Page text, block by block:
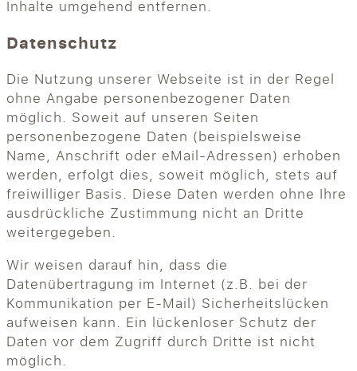
Inhalte umgehend entfernen.
Datenschutz
Die Nutzung unserer Webseite ist in der Regel
ohne Angabe personenbezogener Daten
möglich. Soweit auf unseren Seiten
personenbezogene Daten (beispielsweise
Name, Anschrift oder eMail-Adressen) erhoben
werden, erfolgt dies, soweit möglich, stets auf
freiwilliger Basis. Diese Daten werden ohne Ihre
ausdrückliche Zustimmung nicht an Dritte
weitergegeben.
Wir weisen darauf hin, dass die
Datenübertragung im Internet (z.B. bei der
Kommunikation per E-Mail) Sicherheitslücken
aufweisen kann. Ein lückenloser Schutz der
Daten vor dem Zugriff durch Dritte ist nicht
möglich.